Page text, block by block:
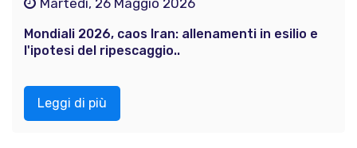
Mondiali 2026, caos Iran: allenamenti in esilio e
l'ipotesi del ripescaggio..
Leggi di più